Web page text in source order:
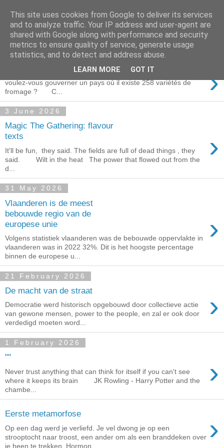
Blogrijk
23 July 2026
›
Van geluk word ik niet gelukkig. Pat Kavanagh Comment
voulez-vous gouverner un pays où il existe 258 variétés de
fromage ? C...
3 June 2026
Magic The Gathering: flavour
texts
›
It'll be fun, they said. The fields are full of dead things , they
said. Wilt in the heat The power that flowed out from the
d...
31 May 2026
Vlaanderen is de meest
bebouwde regio van de
europese unie
›
Volgens statistiek vlaanderen was de bebouwde oppervlakte in
vlaanderen was in 2022 32%. Dit is het hoogste percentage
binnen de europese u...
21 February 2026
De macht van de straat ›
Democratie werd historisch opgebouwd door collectieve actie
van gewone mensen, power to the people, en zal er ook door
verdedigd moeten word...
1 February 2026
"" ›
Never trust anything that can think for itself if you can't see
where it keeps its brain JK Rowling - Harry Potter and the
chambe...
Eerste metamorfose ›
Op een dag werd je verliefd. Je vel dwong je op een
strooptocht naar troost, een ander om als een branddeken over
je heen te trekken. Hormon...
This site uses cookies from Google to deliver its services
and to analyze traffic. Your IP address and user-agent are
shared with Google along with performance and security
metrics to ensure quality of service, generate usage
statistics, and to detect and address abuse.
LEARN MORE GOT IT